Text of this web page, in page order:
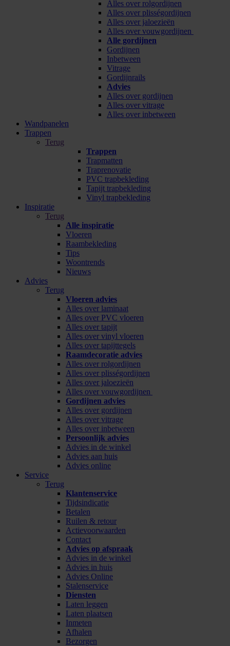
Alles over rolgordijnen
Alles over plisségordijnen
Alles over jaloezieën
Alles over vouwgordijnen
Alle gordijnen
Gordijnen
Inbetween
Vitrage
Gordijnrails
Advies
Alles over gordijnen
Alles over vitrage
Alles over inbetween
Wandpanelen
Trappen
Terug
Trappen
Trapmatten
Traprenovatie
PVC trapbekleding
Tapijt trapbekleding
Vinyl trapbekleding
Inspiratie
Terug
Alle inspiratie
Vloeren
Raambekleding
Tips
Woontrends
Nieuws
Advies
Terug
Vloeren advies
Alles over laminaat
Alles over PVC vloeren
Alles over tapijt
Alles over vinyl vloeren
Alles over tapijttegels
Raamdecoratie advies
Alles over rolgordijnen
Alles over plisségordijnen
Alles over jaloezieën
Alles over vouwgordijnen
Gordijnen advies
Alles over gordijnen
Alles over vitrage
Alles over inbetween
Persoonlijk advies
Advies in de winkel
Advies aan huis
Advies online
Service
Terug
Klantenservice
Tijdsindicatie
Betalen
Ruilen & retour
Actievoorwaarden
Contact
Advies op afspraak
Advies in de winkel
Advies in huis
Advies Online
Stalenservice
Diensten
Laten leggen
Laten plaatsen
Inmeten
Afhalen
Bezorgen